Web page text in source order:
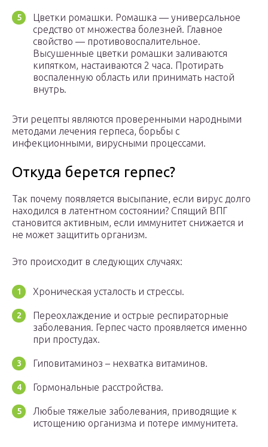
Цветки ромашки. Ромашка — универсальное
средство от множества болезней. Главное
свойство — противовоспалительное.
Высушенные цветки ромашки заливаются
кипятком, настаиваются 2 часа. Протирать
воспаленную область или принимать настой
внутрь.
Эти рецепты являются проверенными народными
методами лечения герпеса, борьбы с
инфекционными, вирусными процессами.
Откуда берется герпес?
Так почему появляется высыпание, если вирус долго
находился в латентном состоянии? Спящий ВПГ
становится активным, если иммунитет снижается и
не может защитить организм.
Это происходит в следующих случаях:
Хроническая усталость и стрессы.
Переохлаждение и острые респираторные
заболевания. Герпес часто проявляется именно
при простудах.
Гиповитаминоз – нехватка витаминов.
Гормональные расстройства.
Любые тяжелые заболевания, приводящие к
истощению организма и потере иммунитета.